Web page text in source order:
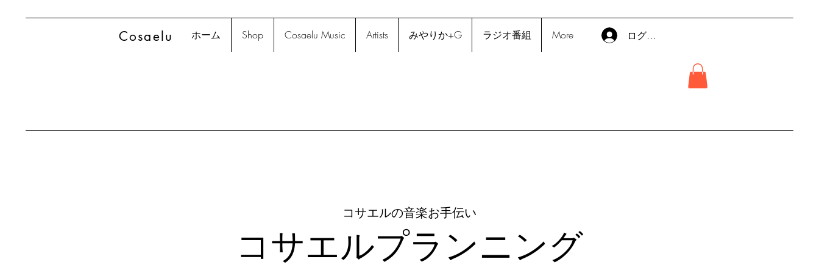
Cosaelu ホーム Shop Cosaelu Music Artists みやりか+G ラジオ番組 More ログイン
コサエルの音楽お手伝い
コサエルプランニング